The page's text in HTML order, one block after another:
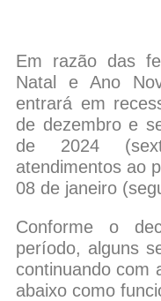
Em razão das
Natal e Ano
entrará em
de dezembro e
de 2024
atendimentos ao
08 de janeiro
Conforme o
período, alguns
continuando com
abaixo como